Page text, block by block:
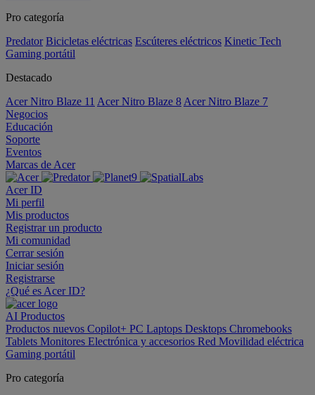
Pro categoría
Predator Bicicletas eléctricas Escúteres eléctricos Kinetic Tech
Gaming portátil
Destacado
Acer Nitro Blaze 11 Acer Nitro Blaze 8 Acer Nitro Blaze 7
Negocios
Educación
Soporte
Eventos
Marcas de Acer
Acer ID
Mi perfil
Mis productos
Registrar un producto
Mi comunidad
Cerrar sesión
Iniciar sesión
Registrarse
¿Qué es Acer ID?
AI Productos
Productos nuevos Copilot+ PC Laptops Desktops Chromebooks
Tablets Monitores Electrónica y accesorios Red Movilidad eléctrica
Gaming portátil
Pro categoría